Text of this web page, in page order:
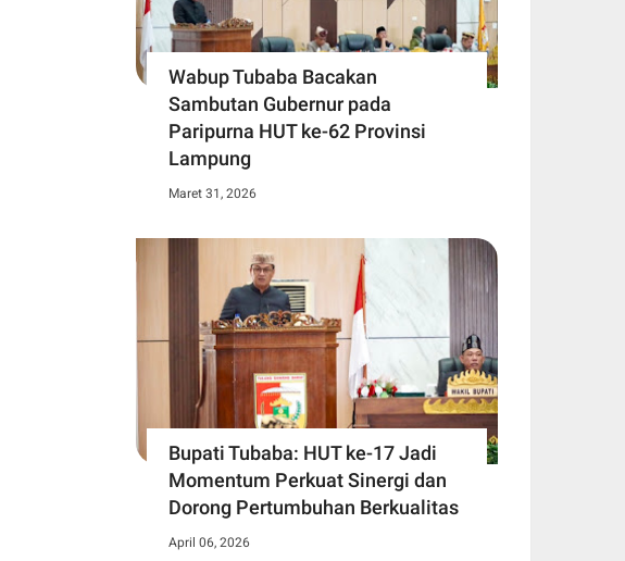
Wabup Tubaba Bacakan
Sambutan Gubernur pada
Paripurna HUT ke-62 Provinsi
Lampung
Maret 31, 2026
Bupati Tubaba: HUT ke-17 Jadi
Momentum Perkuat Sinergi dan
Dorong Pertumbuhan Berkualitas
April 06, 2026